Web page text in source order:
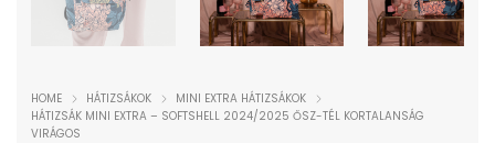
HOME HÁTIZSÁKOK
MINI EXTRA HÁTIZSÁKOK
HÁTIZSÁK MINI EXTRA – SOFTSHELL 2024/2025 ŐSZ-TÉL KORTALANSÁG
VIRÁGOS